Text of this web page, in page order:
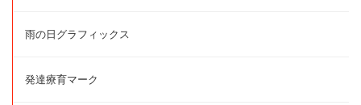
雨の日グラフィックス
発達療育マーク